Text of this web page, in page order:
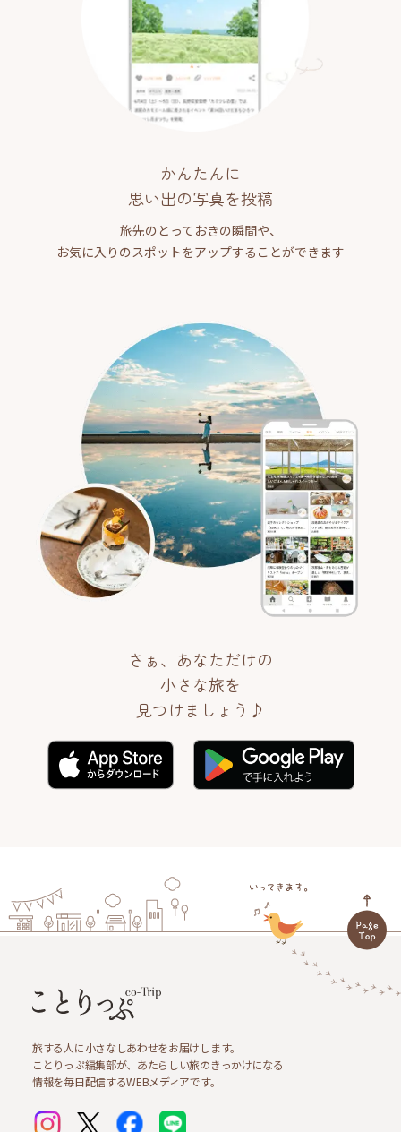
かんたんに
思い出の写真を投稿
旅先のとっておきの瞬間や、
お気に入りのスポットをアップすることができます
さぁ、あなただけの
小さな旅を
見つけましょう♪
旅する人に小さなしあわせをお届けします。
ことりっぷ編集部が、あたらしい旅のきっかけになる
情報を毎日配信するWEBメディアです。